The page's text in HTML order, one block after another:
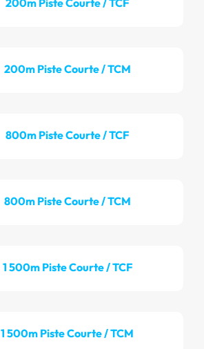
200m Piste Courte / TCM
800m Piste Courte / TCF
800m Piste Courte / TCM
1 500m Piste Courte / TCF
1 500m Piste Courte / TCM